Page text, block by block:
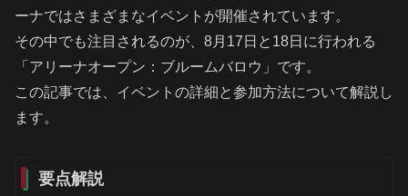
ーナではさまざまなイベントが開催されています。
その中でも注目されるのが、8月17日と18日に行われる
「アリーナオープン：ブルームバロウ」です。
この記事では、イベントの詳細と参加方法について解説し
ます。
要点解説